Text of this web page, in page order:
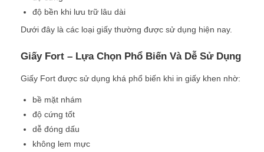
độ bền khi lưu trữ lâu dài
Dưới đây là các loại giấy thường được sử dụng hiện nay.
Giấy Fort – Lựa Chọn Phổ Biến Và Dễ Sử Dụng
Giấy Fort được sử dụng khá phổ biến khi in giấy khen nhờ:
bề mặt nhám
độ cứng tốt
dễ đóng dấu
không lem mực